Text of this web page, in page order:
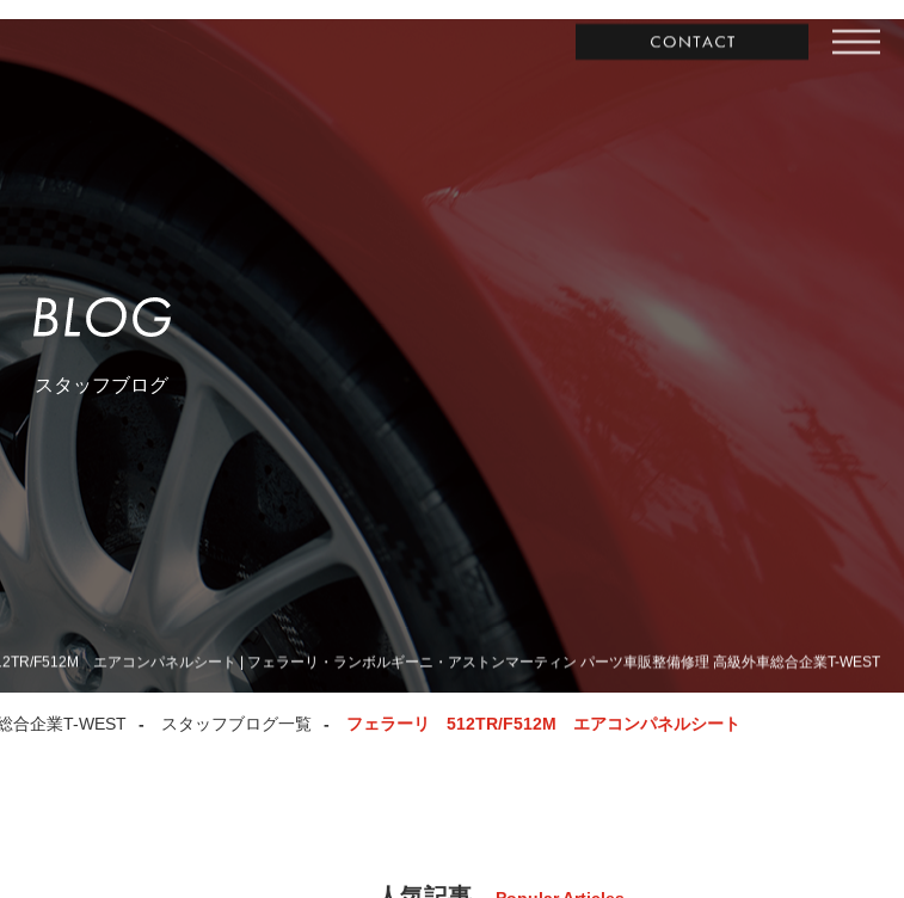
F512M エアコンパネルシート | フェラーリ・ランボルギーニ・アストンマーティン パーツ車販整備修理 高級外車総合企業T-WEST
スタッフブログ
合企業T-WEST スタッフブログ一覧 フェラーリ 512TR/F512M エアコンパネルシート